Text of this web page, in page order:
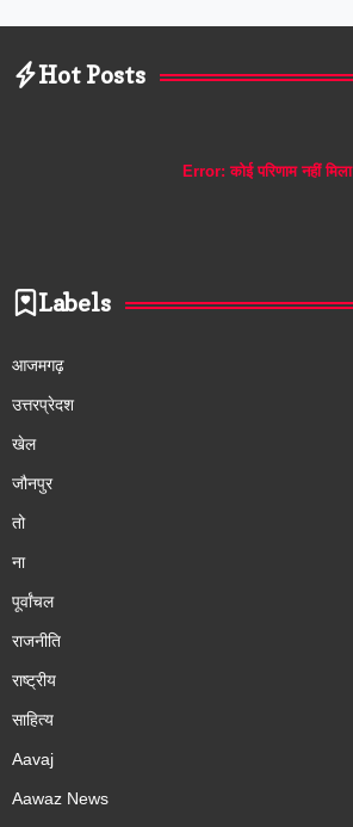
Hot Posts
Error: कोई परिणाम नहीं मिला
Labels
आजमगढ़
उत्तरप्रेदश
खेल
जौनपुर
तो
ना
पूर्वांचल
राजनीति
राष्ट्रीय
साहित्य
Aavaj
Aawaz News